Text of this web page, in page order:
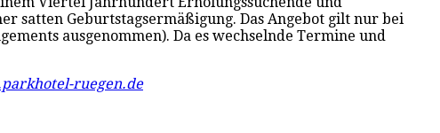
satten Geburtstagsermäßigung. Das Angebot gilt nur bei
ausgenommen). Da es wechselnde Termine und
ruegen.de